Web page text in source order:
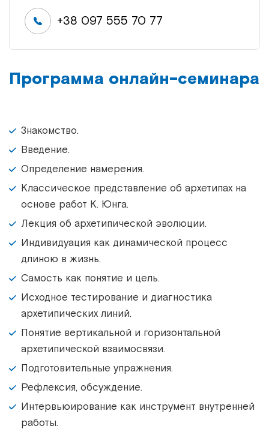
+38 097 555 70 77
Программа онлайн-семинара
Знакомство.
Введение.
Определение намерения.
Классическое представление об архетипах на
основе работ К. Юнга.
Лекция об архетипической эволюции.
Индивидуация как динамической процесс
длиною в жизнь.
Самость как понятие и цель.
Исходное тестирование и диагностика
архетипических линий.
Понятие вертикальной и горизонтальной
архетипической взаимосвязи.
Подготовительные упражнения.
Рефлексия, обсуждение.
Интервьюирование как инструмент внутренней
работы.